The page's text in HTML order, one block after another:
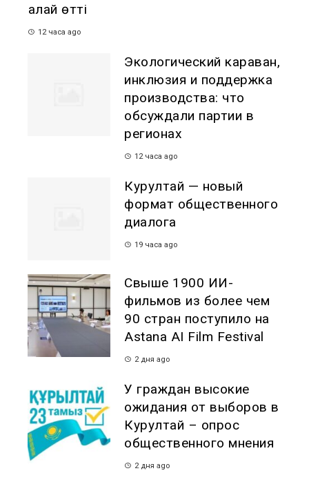
қалай өтті
12 часа ago
Экологический караван,
инклюзия и поддержка
производства: что
обсуждали партии в
регионах
12 часа ago
Курултай — новый
формат общественного
диалога
19 часа ago
Свыше 1900 ИИ-
фильмов из более чем
90 стран поступило на
Astana AI Film Festival
2 дня ago
У граждан высокие
ожидания от выборов в
Курултай – опрос
общественного мнения
2 дня ago